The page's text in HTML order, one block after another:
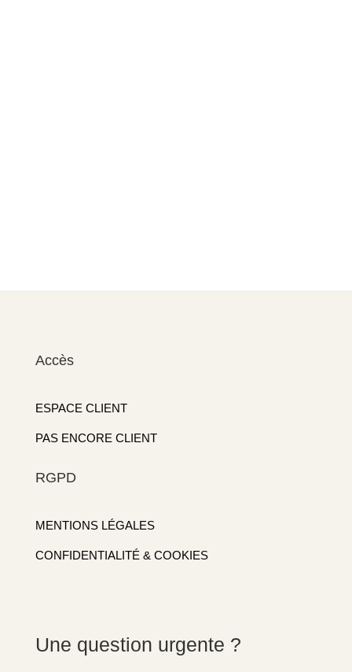
Accès
ESPACE CLIENT
PAS ENCORE CLIENT
RGPD
MENTIONS LÉGALES
CONFIDENTIALITÉ & COOKIES
Une question urgente ?